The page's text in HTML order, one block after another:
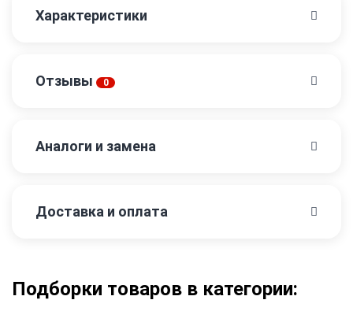
Характеристики
Отзывы 0
Аналоги и замена
Доставка и оплата
Подборки товаров в категории: